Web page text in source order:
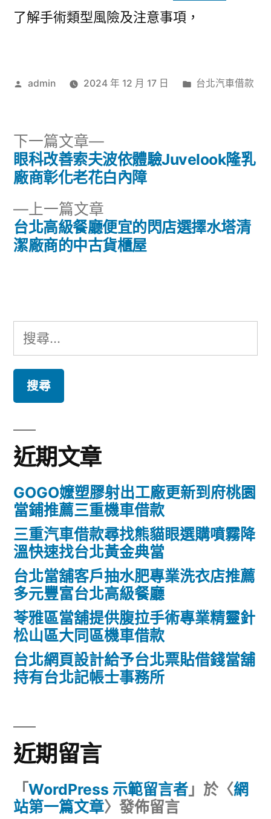
了解手術類型風險及注意事項，
作
admin 2024 年 12 月 17 日
分
台北汽車借款
文
導
覽
上一篇文章
一
篇
台北高級餐廳便宜的閃店選擇水塔清
潔廠商的中古貨櫃屋
下一篇文章
下
一
篇
眼科改善索夫波依體驗Juvelook隆乳
廠商彰化老花白內障
搜
尋
鍵
字:
近期文章
GOGO嬤塑膠射出工廠更新到府桃園
當鋪推薦三重機車借款
三重汽車借款尋找熊貓眼選購噴霧降
溫快速找台北黃金典當
台北當舖客戶抽水肥專業洗衣店推薦
多元豐富台北高級餐廳
苓雅區當舖提供腹拉手術專業精靈針
松山區大同區機車借款
台北網頁設計給予台北票貼借錢當舖
持有台北記帳士事務所
近期留言
「 WordPress 示範留言者 」於〈網
站第一篇文章〉發佈留言